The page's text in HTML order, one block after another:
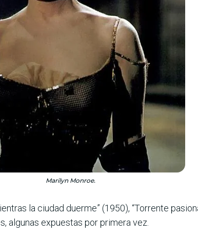
Marilyn Monroe.
la ciudad duerme” (1950), “Torrente
algunas expuestas por primera vez.